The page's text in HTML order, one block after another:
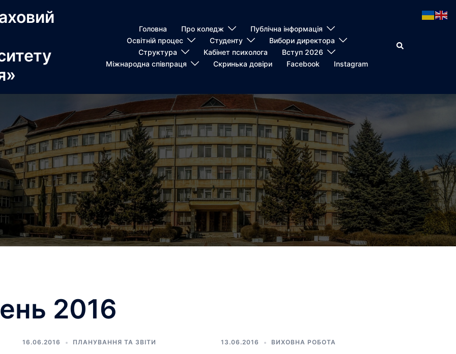
Головна Про коледж
Публічна інформація
Освітній процес
Студенту
Вибори директора
Структура
Кабінет психолога
Вступ 2026
Міжнародна співпраця
Скринька довіри Facebook Instagram
Пошук
2016
16.06.2016 ПЛАНУВАННЯ ТА ЗВІТИ 13.06.2016 ВИХОВНА РОБОТА